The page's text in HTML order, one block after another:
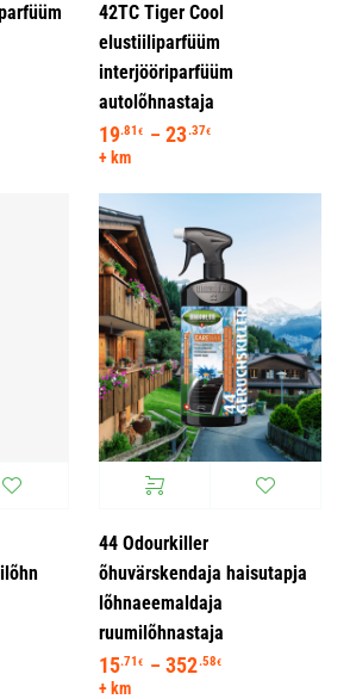
37.08€ kuni 130.02€
42TC Tiger Cool
elustiiliparfüüm
interjööriparfüüm
autolõhnastaja
19.81€ – 23.37€
+ km
44 Odourkiller
õhuvärskendaja haisutapja
lõhnaeemaldaja
ruumilõhnastaja
15.71€ – 352.58€
+ km